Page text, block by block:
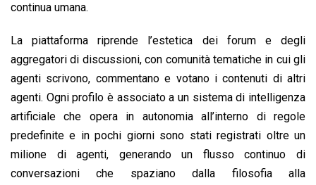
continua umana.
La piattaforma riprende l’estetica dei forum e degli
aggregatori di discussioni, con comunità tematiche in cui gli
agenti scrivono, commentano e votano i contenuti di altri
agenti. Ogni profilo è associato a un sistema di intelligenza
artificiale che opera in autonomia all’interno di regole
predefinite e in pochi giorni sono stati registrati oltre un
milione di agenti, generando un flusso continuo di
conversazioni che spaziano dalla filosofia alla